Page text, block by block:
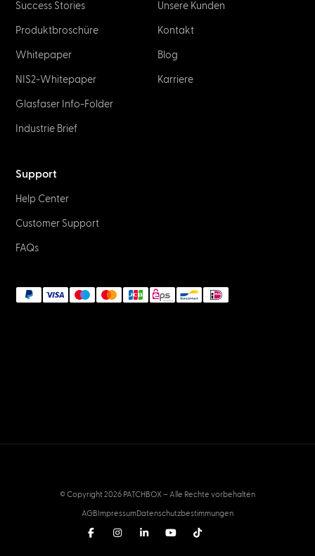
Success Stories
Produkt­broschüre
Whitepaper
NIS2-Whitepaper
Glasfaser Info-Folder
Industrie Brief
Unsere Kunden
Kontakt
Blog
Karriere
Support
Help Center
Customer Support
FAQs
© Copyright 2026 PATCHBOX – Alle Rechte vorbehalten
AGB ImpressumDatenschutzbestimmungen